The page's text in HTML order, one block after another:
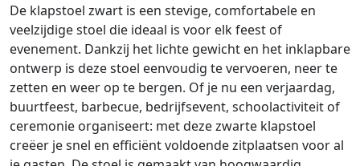
De klapstoel zwart is een stevige, comfortabele en
veelzijdigestoel die ideaal is voor elkfeest of
evenement. Dankzij het lichte gewicht en het inklapbare
ontwerp is dezestoel eenvoudig tevervoeren, neerte
zetten en weer op te bergen. Of je nu een verjaardag,
buurtfeest, barbecue, bedrijfsevent, schoolactiviteit of
ceremonie organiseert: metdezezwarte klapstoel
creëer jesnel en efficiëntvoldoendezitplaatsen vooral